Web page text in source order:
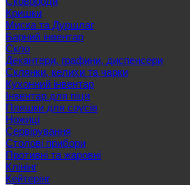
Кришки
Миска та Дуршлаг
Барний інвентар
Скло
Декантери, графини, диспенсери
Склянки, келихи та чарки
Кухонний інвентар
Інвентар для піци
Пляшки для соусів
Ножиці
Сервірування
Cтолові прибори
Противні та жаровні
Клінінг
Кейтерінг